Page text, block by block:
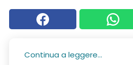
Continua a leggere...